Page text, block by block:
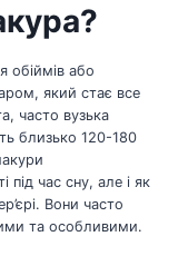
обіймів або
який стає все
часто вузька
близько 120-180
під час сну, але і як
Вони часто
та особливими.